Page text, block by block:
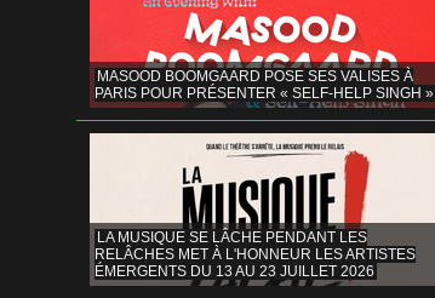
MASOOD BOOMGAARD POSE SES VALISES À
PARIS POUR PRÉSENTER « SELF-HELP SINGH »
LA MUSIQUE SE LÂCHE PENDANT LES
RELÂCHES MET À L'HONNEUR LES ARTISTES
ÉMERGENTS DU 13 AU 23 JUILLET 2026